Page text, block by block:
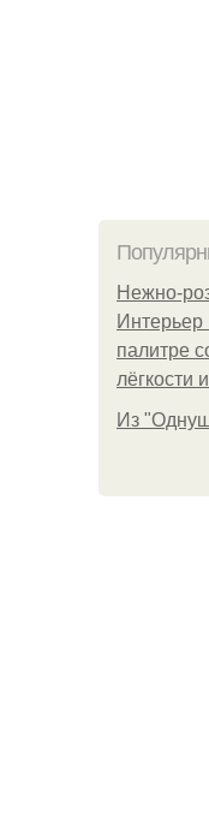
Нежно-
Интерьер
палитре
лёгкости
Из